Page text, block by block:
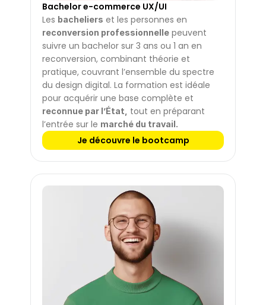
Bachelor e-commerce UX/UI
Les bacheliers
reconversion professionnelle peuvent
suivre un bachelor sur 3 ans ou 1 an en
reconversion, combinant théorie et
pratique, couvrant l’ensemble du spectre
du design digital. La formation est idéale
reconnue par l’État,
tout en préparant
l’entrée sur le marché du travail.
Je découvre le bootcamp